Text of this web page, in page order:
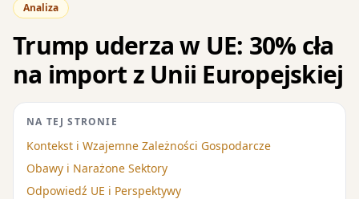
Analiza
Trump uderza w UE: 30% cła
na import z Unii Europejskiej
NA TEJ STRONIE
Kontekst i Wzajemne Zależności Gospodarcze
Obawy i Narażone Sektory
Odpowiedź UE i Perspektywy